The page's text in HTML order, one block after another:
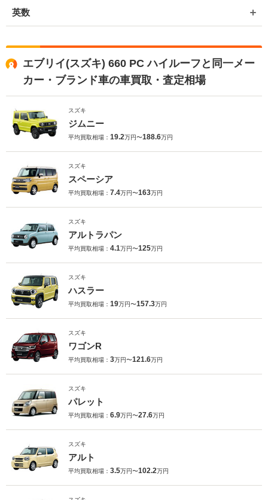
英数
エブリイ(スズキ) 660 PC ハイルーフと同一メー
カー・ブランド車の車買取・査定相場
スズキ
ジムニー
平均買取相場： 19.2万円〜188.6万円
スズキ
スペーシア
平均買取相場： 7.4万円〜163万円
スズキ
アルトラパン
平均買取相場： 4.1万円〜125万円
スズキ
ハスラー
平均買取相場： 19万円〜157.3万円
スズキ
ワゴンR
平均買取相場： 3万円〜121.6万円
スズキ
パレット
平均買取相場： 6.9万円〜27.6万円
スズキ
アルト
平均買取相場： 3.5万円〜102.2万円